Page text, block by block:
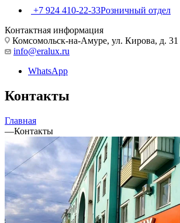
+7 924 410-22-33Розничный отдел
Контактная информация
Комсомольск-на-Амуре, ул. Кирова, д. 31
info@eralux.ru
WhatsApp
Контакты
Главная
—Контакты